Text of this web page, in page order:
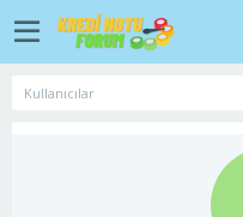
Kullanıcılar